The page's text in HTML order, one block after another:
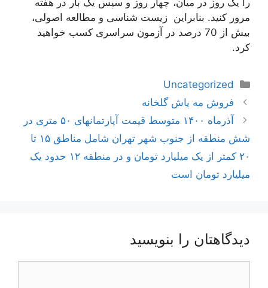
مرور کنید. بنابراین زیست شناسی و مطالعه اصولی،
بیش از 70 درصد در آزمون سراسری کسب خواهید
کرد.
دسته‌ها
Uncategorized
ناوبری
نوشته‌ها
فروش مه پاش گلخانه
آذرماه ۱۴۰۰ متوسط قیمت آپارتمانهای ۵۰ متری در
شش منطقه از جنوب شهر تهران شامل مناطق ۱۵ تا
۲۰ کمتر از یک میلیارد تومان و در منطقه ۱۲ حدود یک
میلیارد تومان است
دیدگاهتان را بنویسید